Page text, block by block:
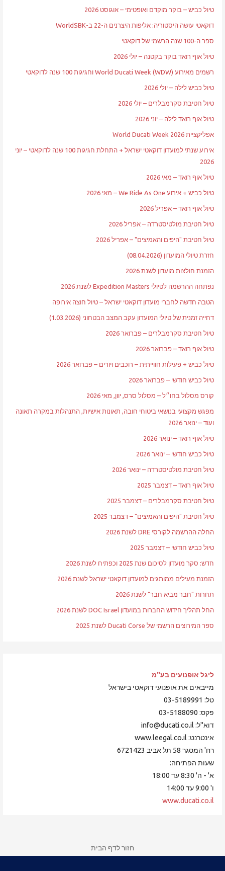
טיול כביש – בוקר מוקדם ואופטימי – אוגוסט 2026
דוקאטי עושה היסטוריה: אליפות היצרנים ה-22 ב-WorldSBK
ספר ה-100 שנה הרשמי של דוקאטי
טיול אוף רואד בוקר בקטנה – יולי 2026
רשמים מאירוע World Ducati Week (WDW) וחגיגות 100 שנה לדוקאטי
טיול כביש לילה – יולי 2026
טיול חטיבת סקרמבלרים – יולי 2026
טיול אוף רואד לילה – יוני 2026
אפליקציית World Ducati Week 2026
אירוע שנתי למועדון דוקאטי ישראל + התחלת חגיגות 100 שנה לדוקאטי – יוני
2026
טיול אוף רואד – מאי 2026
טיול כביש + אירוע We Ride As One – מאי 2026
טיול אוף רואד – אפריל 2026
טיול חטיבת מולטיסטרדה – אפריל 2026
טיול חטיבת "היפים והאמיצים" – אפריל 2026
חזרת טיולי המועדון (08.04.2026)
הזמנת חולצות מועדון לשנת 2026
נפתחה ההרשמה לטיולי Expedition Masters לשנת 2026
הטבה חדשה לחברי מועדון דוקאטי ישראל – טיול חוצה אירופה
דחייה זמנית של טיולי המועדון עקב המצב הבטחוני (1.03.2026)
טיול חטיבת סקרמבלרים – פברואר 2026
טיול אוף רואד – פברואר 2026
טיול כביש + פעילות חווייתית – רוכבים ויורים – פברואר 2026
טיול כביש חודשי – פברואר 2026
קורס מסלול בחו״ל – מסלול סרס, יוון, מאי 2026
מפגש מקצועי בנושאי ביטוחי חובה, תאונות אישיות, התנהלות במקרה תאונה
ועוד – ינואר 2026
טיול אוף רואד – ינואר 2026
טיול כביש חודשי – ינואר 2026
טיול חטיבת מולטיסטרדה – ינואר 2026
טיול אוף רואד – דצמבר 2025
טיול חטיבת סקרמבלרים – דצמבר 2025
טיול חטיבת "היפים והאמיצים" – דצמבר 2025
החלה ההרשמה לקורסי DRE לשנת 2026
טיול כביש חודשי – דצמבר 2025
חדש: סקר מועדון לסיכום שנת 2025 וכפתיח לשנת 2026
הזמנת מעילים ממותגים למועדון דוקאטי ישראל לשנת 2026
תחרות "חבר מביא חבר" לשנת 2026
החל תהליך חידוש החברות במועדון DOC Israel לשנת 2026
ספר המירוצים הרשמי של Ducati Corse לשנת 2025
ליגל אופנועים בע"מ
מייבאים את אופנועי דוקאטי בישראל
טל: 03-5189991
פקס: 03-5188090
דוא"ל: info@ducati.co.il
אינטרנט: www.leegal.co.il
רח' המסגר 58 תל אביב 6721423
שעות הפתיחה:
א' - ה' 8:30 עד 18:00
ו' 9:00 עד 14:00
www.ducati.co.il
חזור לדף הבית